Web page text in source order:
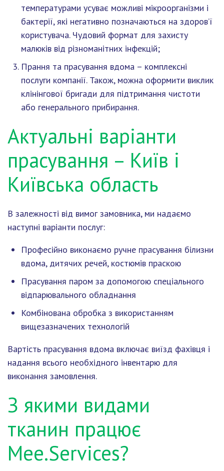
температурами усуває можливі мікроорганізми і
бактерії, які негативно позначаються на здоров’ї
користувача. Чудовий формат для захисту
малюків від різноманітних інфекцій;
Прання та прасування вдома – комплексні
послуги компанії. Також, можна оформити виклик
клінінгової бригади для підтримання чистоти
або генерального прибирання.
Актуальні варіанти
прасування – Київ і
Київська область
В залежності від вимог замовника, ми надаємо
наступні варіанти послуг:
Професійно виконаємо ручне прасування білизни
вдома, дитячих речей, костюмів праскою
Прасування паром за допомогою спеціального
відпарювального обладнання
Комбінована обробка з використанням
вищезазначених технологій
Вартість прасування вдома включає виїзд фахівця і
надання всього необхідного інвентарю для
виконання замовлення.
З якими видами
тканин працює
Mee.Services?